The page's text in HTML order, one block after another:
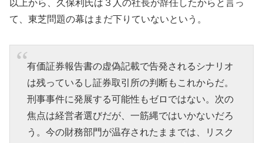
以上から、久保利氏は３人の社長が辞任したからと言っ
て、東芝問題の幕はまだ下りていないという。
有価証券報告書の虚偽記載で告発されるシナリオ
は残っているし証券取引所の判断もこれからだ。
刑事事件に発展する可能性もゼロではない。次の
焦点は経営者選びだが、一筋縄ではいかないだろ
う。今の財務部門が温存されたままでは、リスク